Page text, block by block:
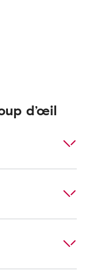
d’œil